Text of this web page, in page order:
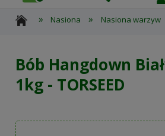
» Nasiona » Nasiona warzyw
Bób Hangdown
1kg - TORSEED